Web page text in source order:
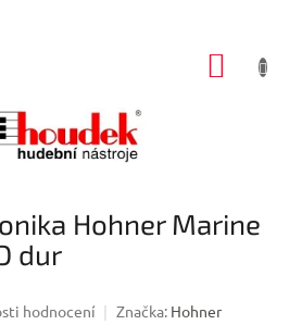
Hohner Marine
dur
hodnocení Značka: Hohner